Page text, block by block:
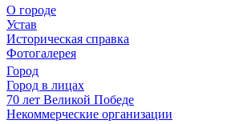
О городе
Устав
Историческая справка
Фотогалерея
Город
Город в лицах
70 лет Великой Победе
Некоммерческие организации